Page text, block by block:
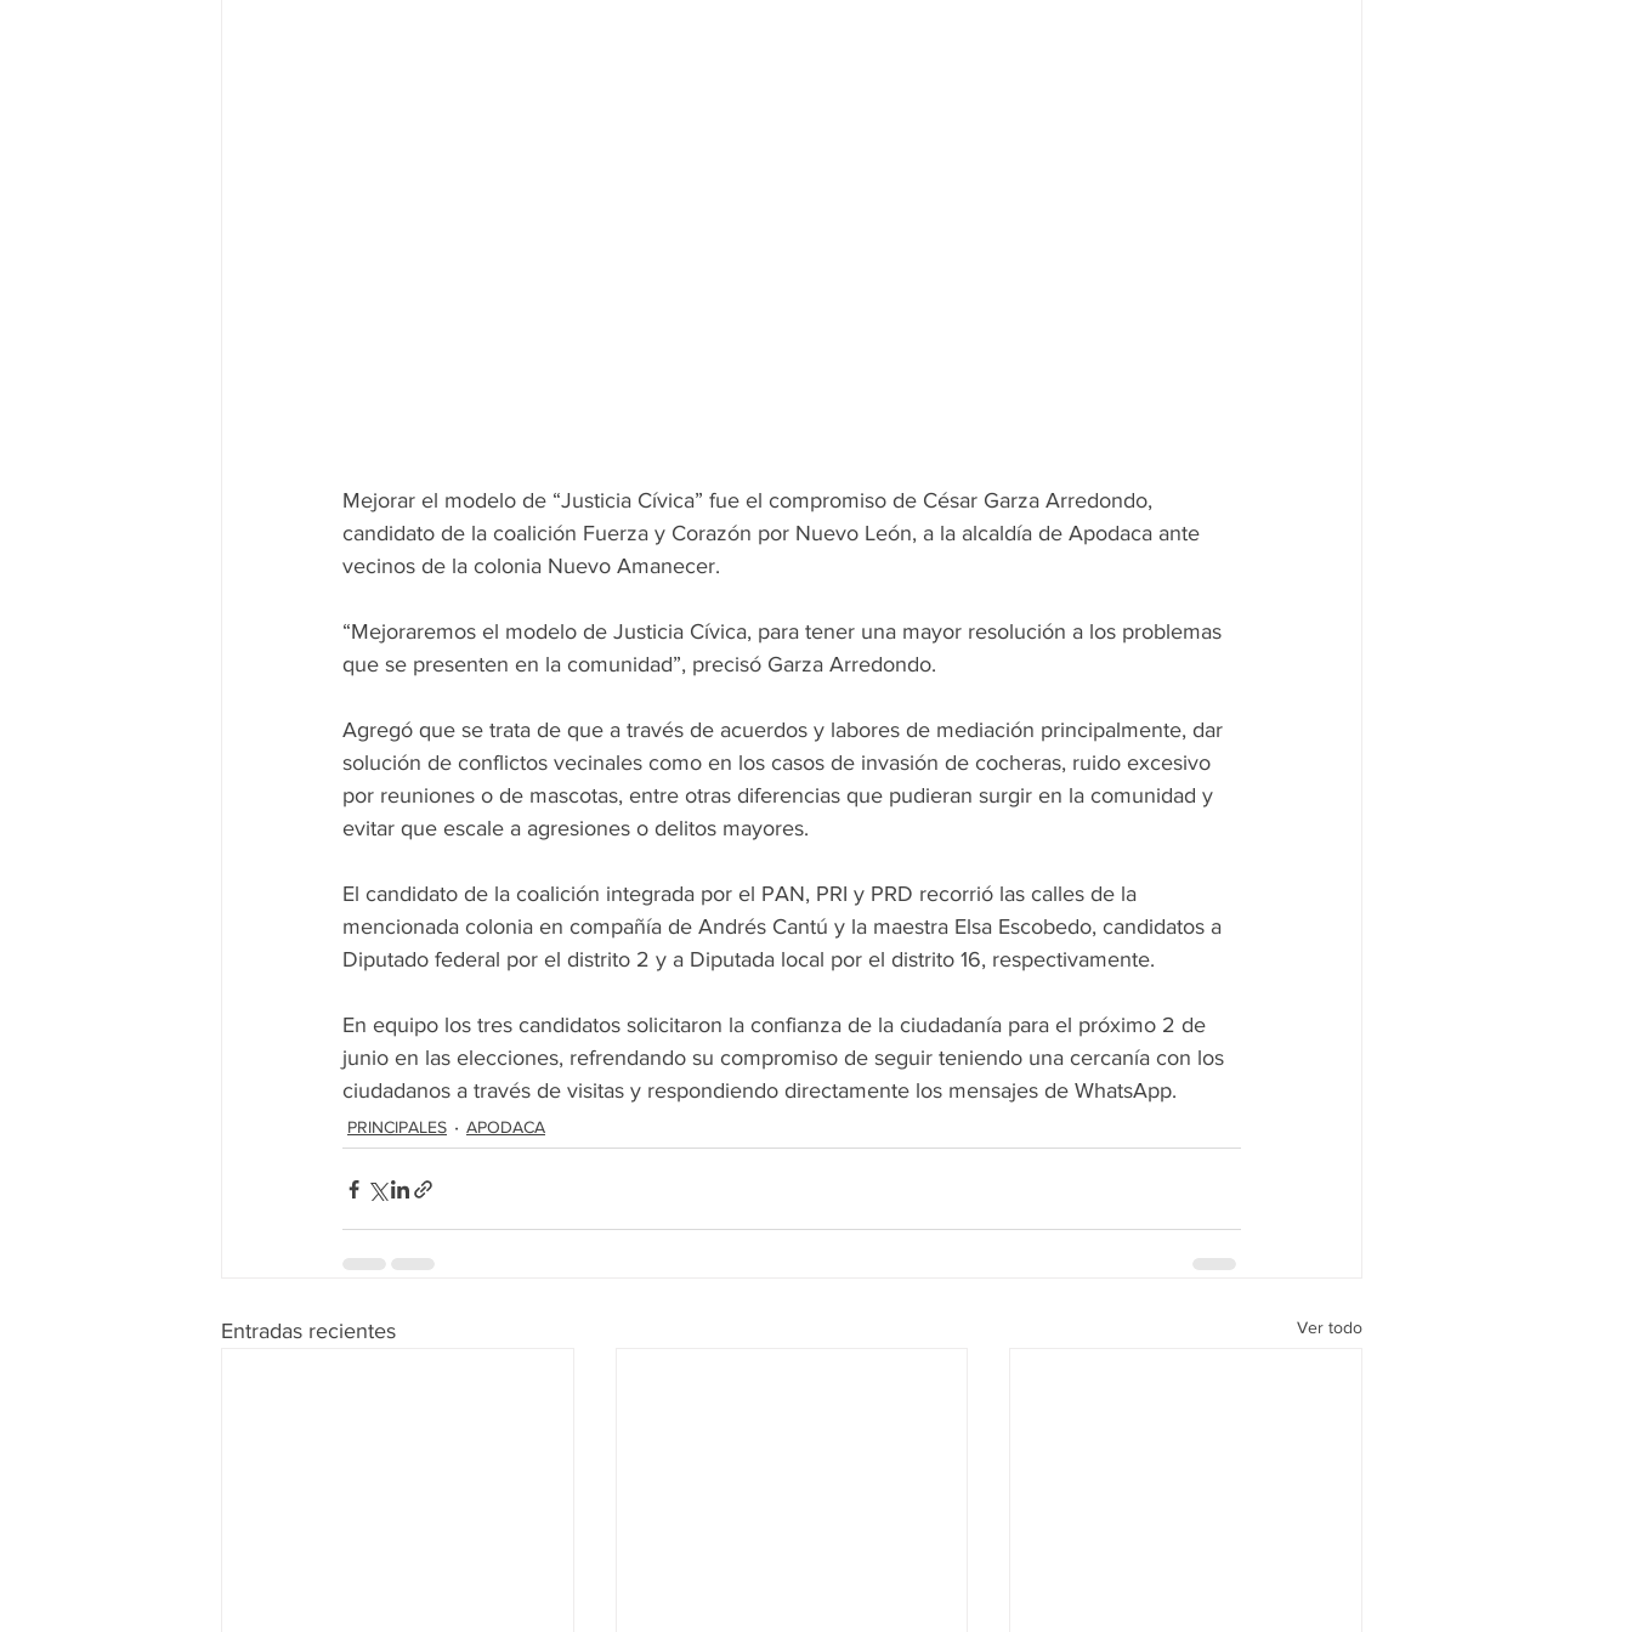
Mejorar el modelo de “Justicia Cívica” fue el compromiso de César Garza Arredondo,
candidato de la coalición Fuerza y Corazón por Nuevo León, a la alcaldía de Apodaca ante
vecinos de la colonia Nuevo Amanecer.
“Mejoraremos el modelo de Justicia Cívica, para tener una mayor resolución a los problemas
que se presenten en la comunidad”, precisó Garza Arredondo.
Agregó que se trata de que a través de acuerdos y labores de mediación principalmente, dar
solución de conflictos vecinales como en los casos de invasión de cocheras, ruido excesivo
por reuniones o de mascotas, entre otras diferencias que pudieran surgir en la comunidad y
evitar que escale a agresiones o delitos mayores.
El candidato de la coalición integrada por el PAN, PRI y PRD recorrió las calles de la
mencionada colonia en compañía de Andrés Cantú y la maestra Elsa Escobedo, candidatos a
Diputado federal por el distrito 2 y a Diputada local por el distrito 16, respectivamente.
En equipo los tres candidatos solicitaron la confianza de la ciudadanía para el próximo 2 de
junio en las elecciones, refrendando su compromiso de seguir teniendo una cercanía con los
ciudadanos a través de visitas y respondiendo directamente los mensajes de WhatsApp.
PRINCIPALES APODACA
Entradas recientes Ver todo